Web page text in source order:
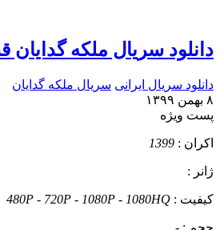
دانلود سریال ملکه گدایان قسمت
دانلود سریال ایرانی سریال ملکه گدایان
۸ بهمن ۱۳۹۹
پست ويژه
اکران : 1399
ژانر :
کيفيت : 480P - 720P - 1080P - 1080HQ
حجم : -